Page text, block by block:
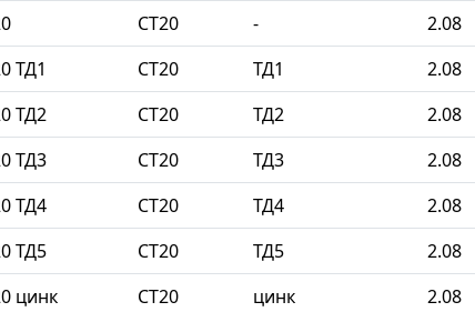
СТ20 - 2.08
ТД1 СТ20 ТД1 2.08
ТД2 СТ20 ТД2 2.08
ТД3 СТ20 ТД3 2.08
ТД4 СТ20 ТД4 2.08
ТД5 СТ20 ТД5 2.08
цинк СТ20 цинк 2.08